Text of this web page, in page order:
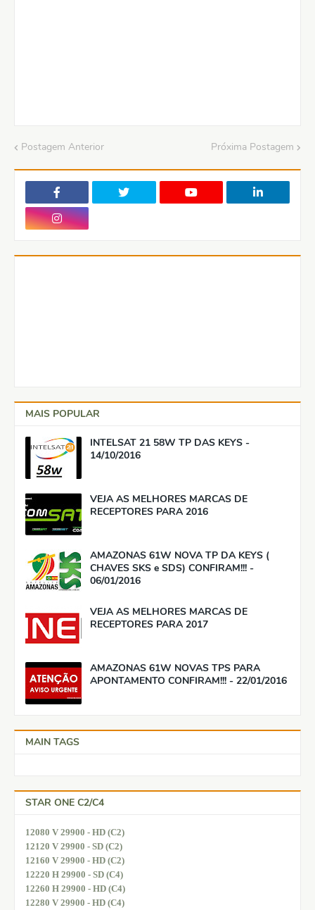
Postagem Anterior Próxima Postagem
MAIS POPULAR
INTELSAT 21 58W TP DAS KEYS -
14/10/2016
VEJA AS MELHORES MARCAS DE
RECEPTORES PARA 2016
AMAZONAS 61W NOVA TP DA KEYS (
CHAVES SKS e SDS) CONFIRAM!!! -
06/01/2016
VEJA AS MELHORES MARCAS DE
RECEPTORES PARA 2017
AMAZONAS 61W NOVAS TPS PARA
APONTAMENTO CONFIRAM!!! - 22/01/2016
MAIN TAGS
STAR ONE C2/C4
12080 V 29900 - HD (C2)
12120 V 29900 - SD (C2)
12160 V 29900 - HD (C2)
12220 H 29900 - SD (C4)
12260 H 29900 - HD (C4)
12280 V 29900 - HD (C4)